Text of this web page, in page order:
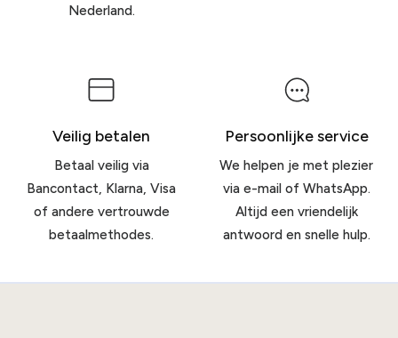
Nederland.
Veilig betalen
Betaal veilig via
Bancontact, Klarna, Visa
of andere vertrouwde
betaalmethodes.
Persoonlijke service
We helpen je met plezier
via e-mail of WhatsApp.
Altijd een vriendelijk
antwoord en snelle hulp.